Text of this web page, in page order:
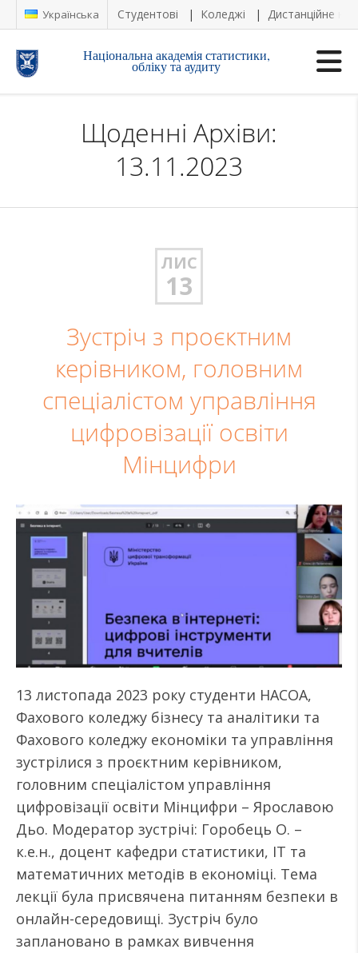
Українська Студентові Коледжі Дистанційне
Національна академія статистики,
обліку та аудиту
Щоденні Архіви:
13.11.2023
ЛИС
13
Зустріч з проєктним
керівником, головним
спеціалістом управління
цифровізації освіти
Мінцифри
13 листопада 2023 року студенти НАСОА,
Фахового коледжу бізнесу та аналітики та
Фахового коледжу економіки та управління
зустрілися з проєктним керівником,
головним спеціалістом управління
цифровізації освіти Мінцифри – Ярославою
Дьо. Модератор зустрічі: Горобець О. –
к.е.н., доцент кафедри статистики, ІТ та
математичних методів в економіці. Тема
лекції була присвячена питанням безпеки в
онлайн-середовищі. Зустріч було
заплановано в рамках вивчення